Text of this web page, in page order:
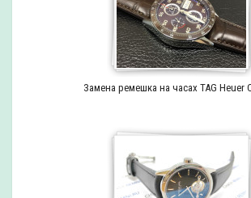
Замена ремешка на часах TAG Heuer